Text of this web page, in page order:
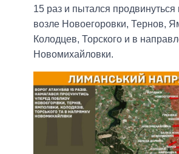
15 раз и пытался продвинуться
возле Новоегоровки, Тернов,
Колодцев, Торского и в
Новомихайловки.